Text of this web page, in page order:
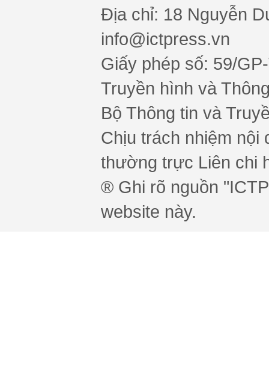
Địa chỉ: 18 Nguyễn
info@ictpress.vn
Giấy phép số: 59/
Truyền hình và
Bộ Thông tin và
Chịu trách nhiệm nội
thường trực Liên chi
® Ghi rõ nguồn
website này.